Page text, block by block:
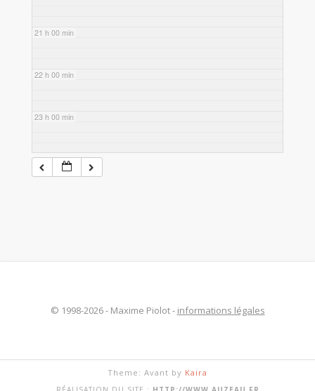
21 h 00 min
22 h 00 min
23 h 00 min
© 1998-2026 - Maxime Piolot - informations légales
Theme: Avant by Kaira